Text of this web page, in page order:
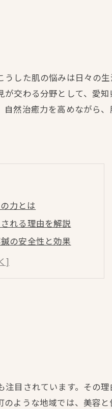
した肌の悩みは日々の
交わる分野として、愛
然治癒力を高めながら
力とは
れる理由を解説
の安全性と効果
効果について
のメカニズム
の基本ポイント
美肌への道筋
理由と実例紹介
目されています。その
ような地域では、美容